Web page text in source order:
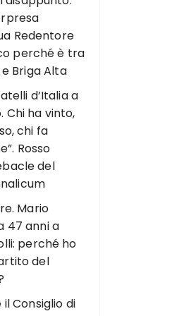
Redentore
perché è tra
Briga Alta
d’Italia a
Chi ha vinto,
chi fa
Rosso
del
Mario
47 anni a
perché ho
del
il Consiglio di